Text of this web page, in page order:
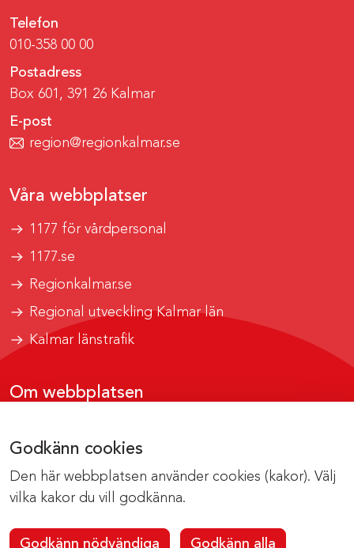
Godkänn cookies
Den här webbplatsen använder cookies (kakor). Välj
vilka kakor du vill godkänna.
Godkänn nödvändiga Godkänn alla
Telefon
010-358 00 00
Postadress
Box 601, 391 26 Kalmar
E-post
region@regionkalmar.se
Våra webbplatser
1177 för vårdpersonal
1177.se
Regionkalmar.se
Regional utveckling Kalmar län
Kalmar länstrafik
Om webbplatsen
Om cookies
Kontakta webbredaktionen